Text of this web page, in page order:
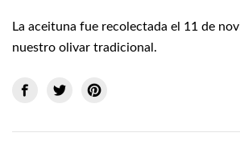
La aceituna fue recolectada el 11 de
nuestro olivar tradicional.